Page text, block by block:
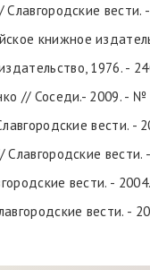
вести.
книжное
1976. -
// Соседи.- 2009. - №
вести. -
вести.
вести. -
вести. -